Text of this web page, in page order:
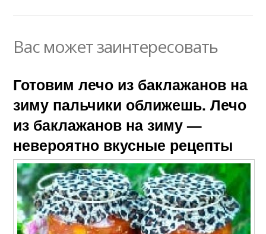
Вас может заинтересовать
Готовим лечо из баклажанов на
зиму пальчики оближешь. Лечо
из баклажанов на зиму —
невероятно вкусные рецепты